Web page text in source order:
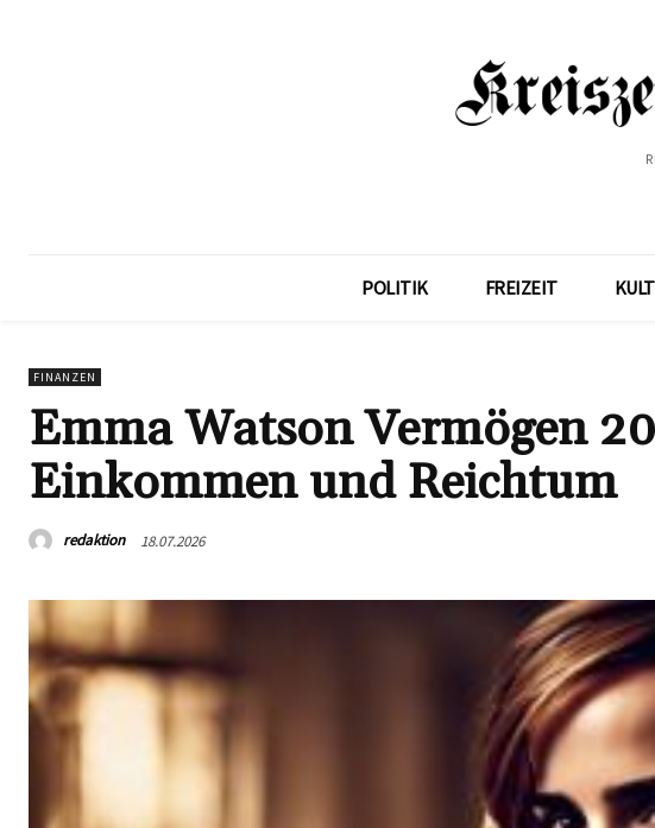
POLITIK FREIZEIT
FINANZEN
Emma Watson Vermögen
Einkommen und Reichtum
redaktion 18.07.2026